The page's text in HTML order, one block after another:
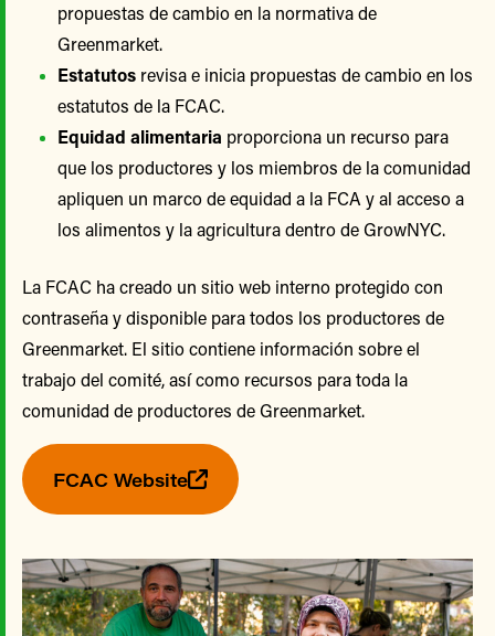
propuestas de cambio en la normativa de
Greenmarket.
Estatutos revisa e inicia propuestas de cambio en los
estatutos de la FCAC.
Equidad alimentaria proporciona un recurso para
que los productores y los miembros de la comunidad
apliquen un marco de equidad a la FCA y al acceso a
los alimentos y la agricultura dentro de GrowNYC.
La FCAC ha creado un sitio web interno protegido con
contraseña y disponible para todos los productores de
Greenmarket. El sitio contiene información sobre el
trabajo del comité, así como recursos para toda la
comunidad de productores de Greenmarket.
FCAC Website